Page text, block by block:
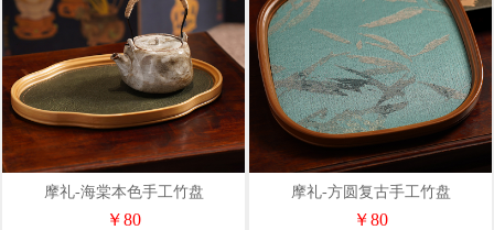
摩礼-海棠本色手工竹盘
￥80
摩礼-方圆复古手工竹盘
￥80